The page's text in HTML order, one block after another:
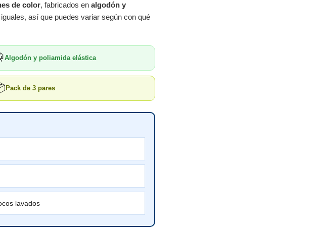
de color, fabricados en algodón y
así que puedes variar según con qué
Algodón y poliamida elástica
Pack de 3 pares
lavados